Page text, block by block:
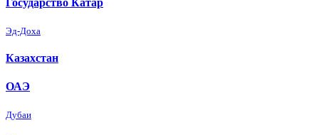
Эд-Доха
Казахстан
ОАЭ
Дубаи